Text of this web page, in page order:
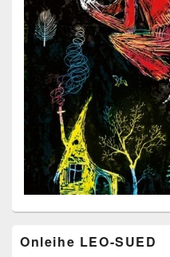
Seitenleisten-
Onleihe LEO-SUED